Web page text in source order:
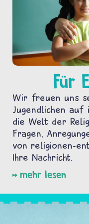
Für
Wir freuen uns
Jugendlichen auf
die Welt der
Fragen,
von religionen-
Ihre Nachricht.
mehr lesen